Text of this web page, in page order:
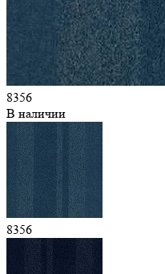
8356
В наличии
8356